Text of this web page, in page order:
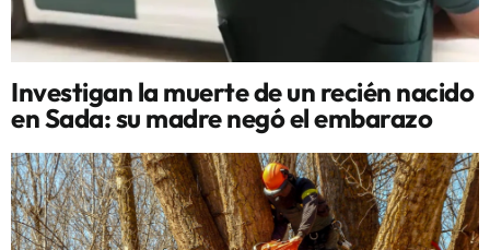
Investigan la muerte de un recién nacido
en Sada: su madre negó el embarazo